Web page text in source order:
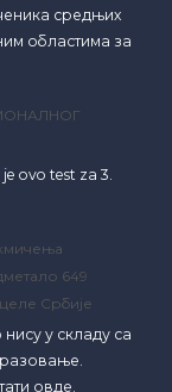
средњих
областима за
ovo test za 3.
649
Србије
у складу са
овде.